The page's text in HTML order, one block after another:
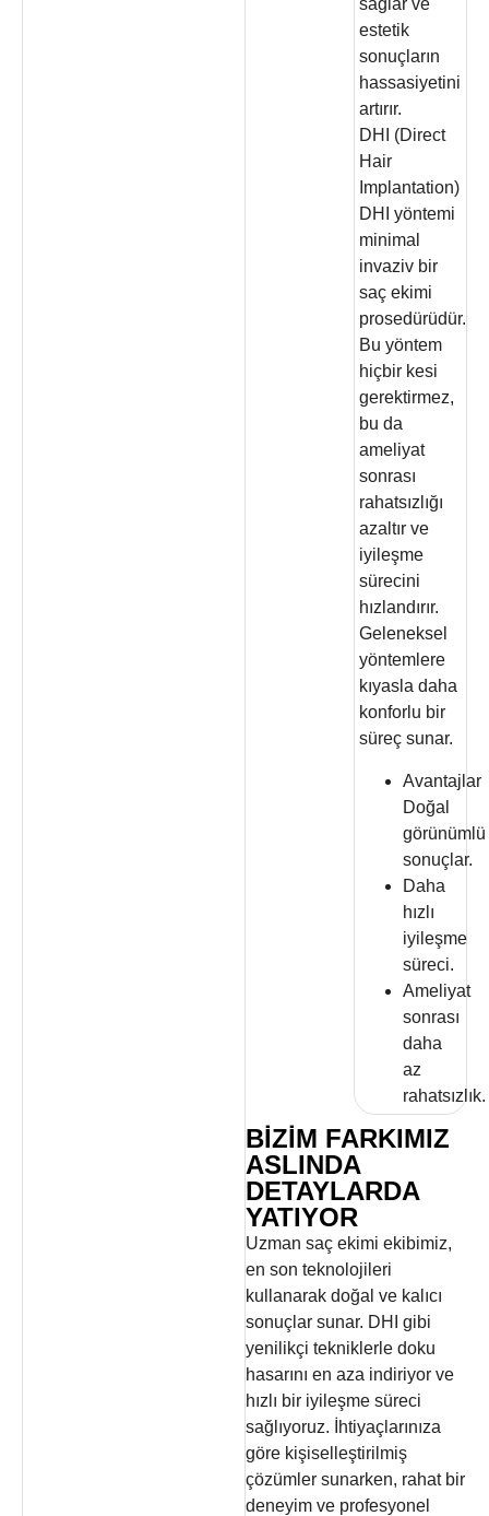
sağlar ve
estetik
sonuçların
hassasiyetini
artırır.
DHI (Direct
Hair
Implantation)
DHI yöntemi
minimal
invaziv bir
saç ekimi
prosedürüdür.
Bu yöntem
hiçbir kesi
gerektirmez,
bu da
ameliyat
sonrası
rahatsızlığı
azaltır ve
iyileşme
sürecini
hızlandırır.
Geleneksel
yöntemlere
kıyasla daha
konforlu bir
süreç sunar.
Avantajlar
Doğal
görünümlü
sonuçlar.
Daha
hızlı
iyileşme
süreci.
Ameliyat
sonrası
daha
az
rahatsızlık.
BIZIM FARKIMIZ
ASLINDA
DETAYLARDA
YATIYOR
Uzman saç ekimi ekibimiz,
en son teknolojileri
kullanarak doğal ve kalıcı
sonuçlar sunar. DHI gibi
yenilikçi tekniklerle doku
hasarını en aza indiriyor ve
hızlı bir iyileşme süreci
sağlıyoruz. İhtiyaçlarınıza
göre kişiselleştirilmiş
çözümler sunarken, rahat bir
deneyim ve profesyonel